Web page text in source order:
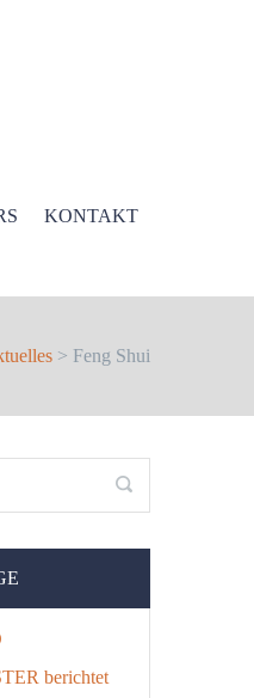
KONTAKT
> Feng Shui
berichtet